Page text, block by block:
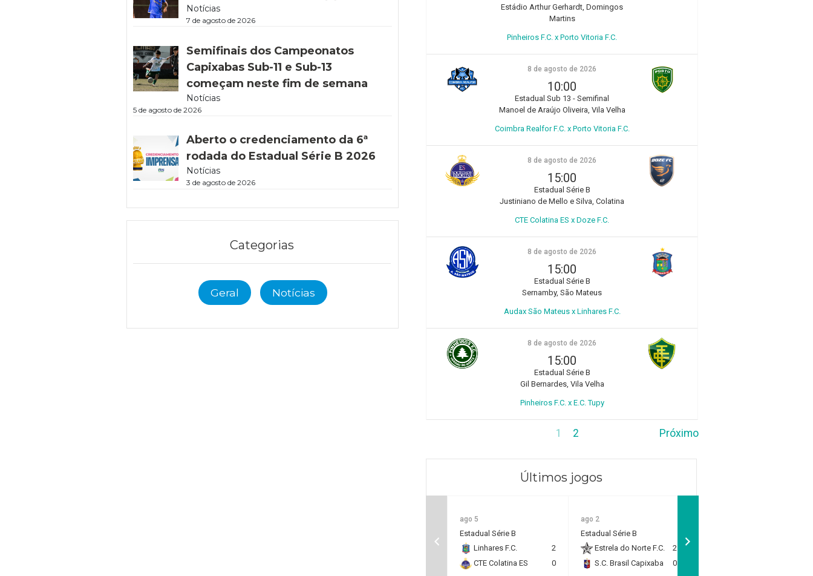
Notícias
7 de agosto de 2026
Semifinais dos Campeonatos
Capixabas Sub-11 e Sub-13
começam neste fim de semana
Notícias
5 de agosto de 2026
Aberto o credenciamento da 6ª
rodada do Estadual Série B 2026
Notícias
3 de agosto de 2026
Categorias
Geral Notícias
Estádio Arthur Gerhardt, Domingos
Martins
Pinheiros F.C. x Porto Vitoria F.C.
8 de agosto de 2026
10:00
Estadual Sub 13 - Semifinal
Manoel de Araújo Oliveira, Vila Velha
Coimbra Realfor F.C. x Porto Vitoria F.C.
8 de agosto de 2026
15:00
Estadual Série B
Justiniano de Mello e Silva, Colatina
CTE Colatina ES x Doze F.C.
8 de agosto de 2026
15:00
Estadual Série B
Sernamby, São Mateus
Audax São Mateus x Linhares F.C.
8 de agosto de 2026
15:00
Estadual Série B
Gil Bernardes, Vila Velha
Pinheiros F.C. x E.C. Tupy
1 2 Próximo
Últimos jogos
ago 5
Estadual Série B
Linhares F.C.
2
CTE Colatina ES
0
ago 2
Estadual Série B
Estrela do Norte F.C.
2
S.C. Brasil Capixaba
0